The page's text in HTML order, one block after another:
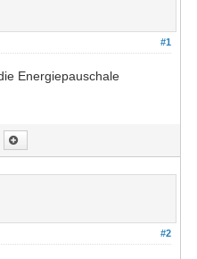
#1
Energiepauschale
#2